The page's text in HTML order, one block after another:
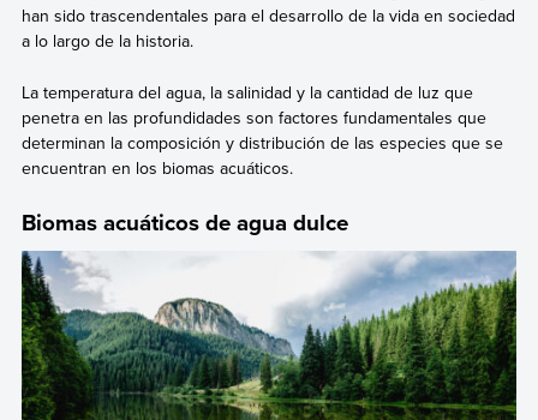
han sido trascendentales para el desarrollo de la vida en sociedad
a lo largo de la historia.
La temperatura del agua, la salinidad y la cantidad de luz que
penetra en las profundidades son factores fundamentales que
determinan la composición y distribución de las especies que se
encuentran en los biomas acuáticos.
Biomas acuáticos de agua dulce